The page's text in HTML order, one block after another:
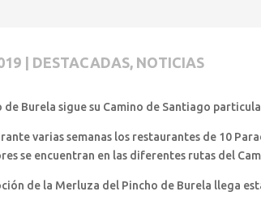
| DESTACADAS, NOTICIAS
Burela sigue su Camino de Santiago
varias semanas los restaurantes de 10
se encuentran en las diferentes rutas del
de la Merluza del Pincho de Burela llega